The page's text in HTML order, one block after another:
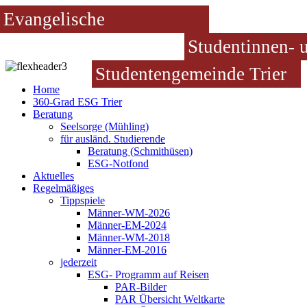
Evangelische
Studentinnen-
Studentengemeinde Trier
Home
360-Grad ESG Trier
Beratung
Seelsorge (Mühling)
für ausländ. Studierende
Beratung (Schmithüsen)
ESG-Notfond
Aktuelles
Regelmäßiges
Tippspiele
Männer-WM-2026
Männer-EM-2024
Männer-WM-2018
Männer-EM-2016
jederzeit
ESG- Programm auf Reisen
PAR-Bilder
PAR Übersicht Weltkarte